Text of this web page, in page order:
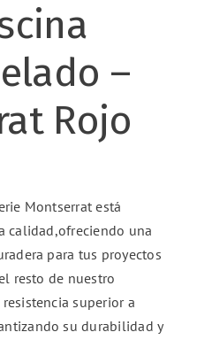
–
Rojo
Montserrat está
calidad,ofreciendo una
para tus proyectos
resto de nuestro
superior a
su durabilidad y